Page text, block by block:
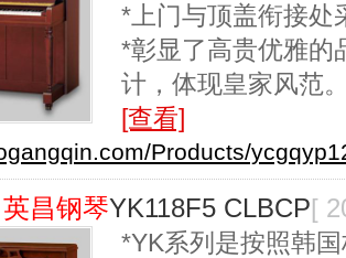
*上门与顶盖衔接处
*彰显了高贵优雅的
计，体现皇家风范
[查看]
Products/
英昌钢琴YK118F5 CLBCP[
*YK系列是按照韩